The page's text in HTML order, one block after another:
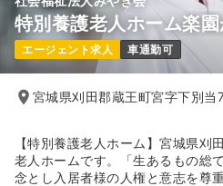
特別養護老人ホーム楽
エージェント求人 車通勤可
宮城県刈田郡蔵王町宮字下別当
【特別養護老人ホーム】宮城県刈
老人ホームです。「生あるもの総
念とし入居者様の人権と意志を尊